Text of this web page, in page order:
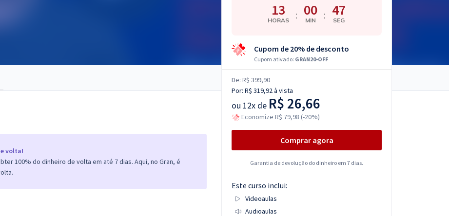
volta!
100% do dinheiro de volta em até 7 dias. Aqui, no Gran, é
13
HORAS : 00
MIN : 46
SEG
Cupom de 20% de desconto
Cupom ativado: GRAN20-OFF
De: R$ 399,90
Por: R$ 319,92à vista
ou 12x de R$ 26,66
Economize R$ 79,98 (-20%)
Comprar agora
Garantia de devolução do dinheiro em 7 dias.
Este curso inclui:
Videoaulas
Audioaulas